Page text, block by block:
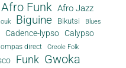
Afro Funk Afro Jazz
Biguine Bikutsi Blues
Cadence-lypso Calypso
direct
Creole Folk
Funk Gwoka